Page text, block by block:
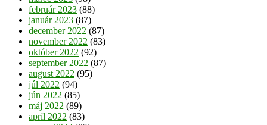
február 2023 (88)
január 2023 (87)
december 2022 (87)
november 2022 (83)
október 2022 (92)
september 2022 (87)
august 2022 (95)
júl 2022 (94)
jún 2022 (85)
máj 2022 (89)
apríl 2022 (83)